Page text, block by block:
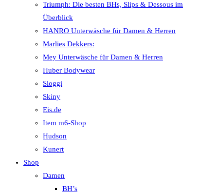
Triumph: Die besten BHs, Slips & Dessous im
Überblick
HANRO Unterwäsche für Damen & Herren
Marlies Dekkers:
Mey Unterwäsche für Damen & Herren
Huber Bodywear
Sloggi
Skiny
Eis.de
Item m6-Shop
Hudson
Kunert
Shop
Damen
BH’s